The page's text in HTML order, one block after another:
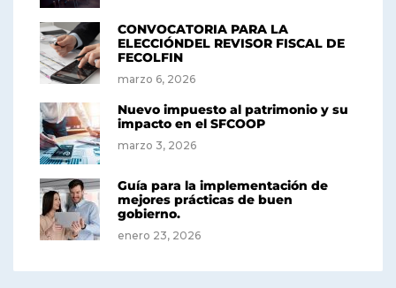
CONVOCATORIA PARA LA
ELECCIÓNDEL REVISOR FISCAL DE
FECOLFIN
marzo 6, 2026
Nuevo impuesto al patrimonio y su
impacto en el SFCOOP
marzo 3, 2026
Guía para la implementación de
mejores prácticas de buen
gobierno.
enero 23, 2026